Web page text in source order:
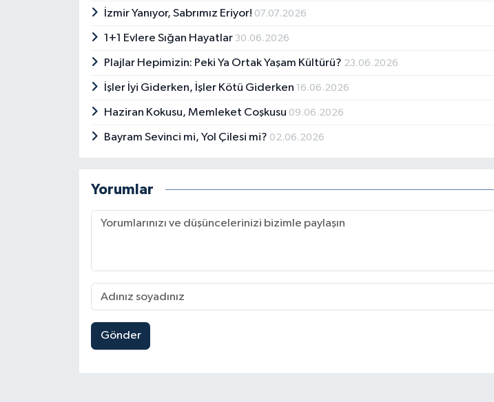
İzmir Yanıyor, Sabrımız Eriyor! 07.07.2026
1+1 Evlere Sığan Hayatlar 30.06.2026
Plajlar Hepimizin: Peki Ya Ortak Yaşam Kültürü? 23.06.2026
İşler İyi Giderken, İşler Kötü Giderken 16.06.2026
Haziran Kokusu, Memleket Coşkusu 09.06.2026
Bayram Sevinci mi, Yol Çilesi mi? 02.06.2026
Yorumlar
Gönder